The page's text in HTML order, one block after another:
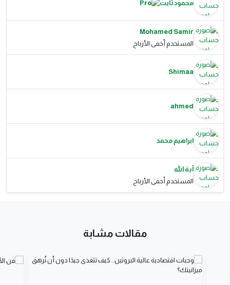
محمود ثابت
Mohamed Samir
المستخدم أخفى الأرباح
Shimaa
ahmed
ابراهيم محمد
آية الله
المستخدم أخفى الأرباح
مقالات مشابة